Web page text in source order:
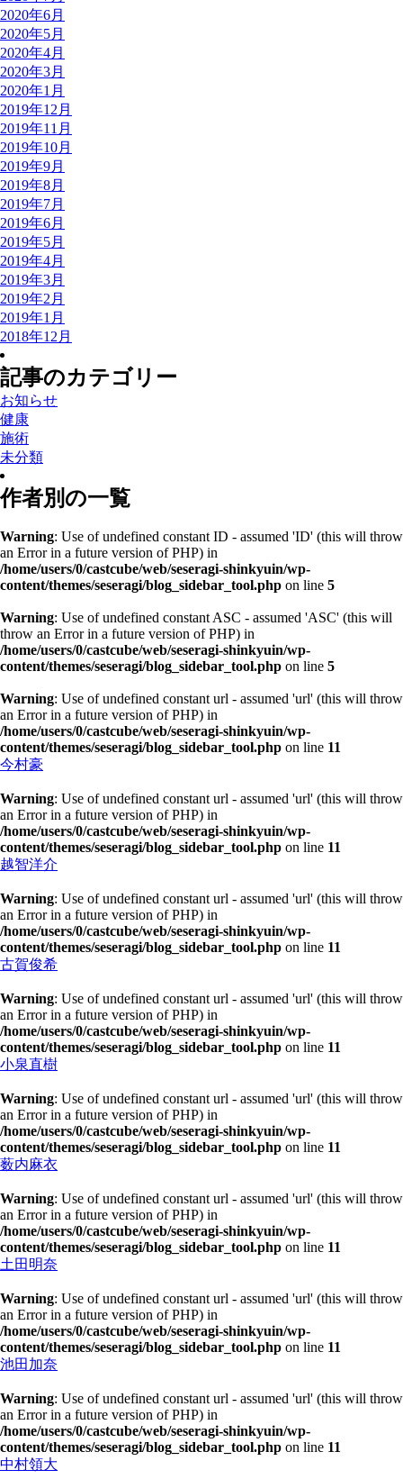
2020年6月
2020年5月
2020年4月
2020年3月
2020年1月
2019年12月
2019年11月
2019年10月
2019年9月
2019年8月
2019年7月
2019年6月
2019年5月
2019年4月
2019年3月
2019年2月
2019年1月
2018年12月
記事のカテゴリー
お知らせ
健康
施術
未分類
作者別の一覧
Warning: Use of undefined constant ID - assumed 'ID' (this will throw
an Error in a future version of PHP) in
/home/users/0/castcube/web/seseragi-shinkyuin/wp-
content/themes/seseragi/blog_sidebar_tool.php on line 5
Warning: Use of undefined constant ASC - assumed 'ASC' (this will
throw an Error in a future version of PHP) in
/home/users/0/castcube/web/seseragi-shinkyuin/wp-
content/themes/seseragi/blog_sidebar_tool.php on line 5
Warning: Use of undefined constant url - assumed 'url' (this will throw
an Error in a future version of PHP) in
/home/users/0/castcube/web/seseragi-shinkyuin/wp-
content/themes/seseragi/blog_sidebar_tool.php on line 11
今村豪
Warning: Use of undefined constant url - assumed 'url' (this will throw
an Error in a future version of PHP) in
/home/users/0/castcube/web/seseragi-shinkyuin/wp-
content/themes/seseragi/blog_sidebar_tool.php on line 11
越智洋介
Warning: Use of undefined constant url - assumed 'url' (this will throw
an Error in a future version of PHP) in
/home/users/0/castcube/web/seseragi-shinkyuin/wp-
content/themes/seseragi/blog_sidebar_tool.php on line 11
古賀俊希
Warning: Use of undefined constant url - assumed 'url' (this will throw
an Error in a future version of PHP) in
/home/users/0/castcube/web/seseragi-shinkyuin/wp-
content/themes/seseragi/blog_sidebar_tool.php on line 11
小泉直樹
Warning: Use of undefined constant url - assumed 'url' (this will throw
an Error in a future version of PHP) in
/home/users/0/castcube/web/seseragi-shinkyuin/wp-
content/themes/seseragi/blog_sidebar_tool.php on line 11
薮内麻衣
Warning: Use of undefined constant url - assumed 'url' (this will throw
an Error in a future version of PHP) in
/home/users/0/castcube/web/seseragi-shinkyuin/wp-
content/themes/seseragi/blog_sidebar_tool.php on line 11
土田明奈
Warning: Use of undefined constant url - assumed 'url' (this will throw
an Error in a future version of PHP) in
/home/users/0/castcube/web/seseragi-shinkyuin/wp-
content/themes/seseragi/blog_sidebar_tool.php on line 11
池田加奈
Warning: Use of undefined constant url - assumed 'url' (this will throw
an Error in a future version of PHP) in
/home/users/0/castcube/web/seseragi-shinkyuin/wp-
content/themes/seseragi/blog_sidebar_tool.php on line 11
中村領大